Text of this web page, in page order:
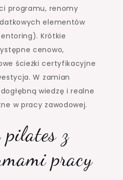
programu, renomy
elementów
Krótkie
cenowo,
ścieżki certyfikacyjne
W zamian
wiedzę i realne
w pracy zawodowej.
z
pracy